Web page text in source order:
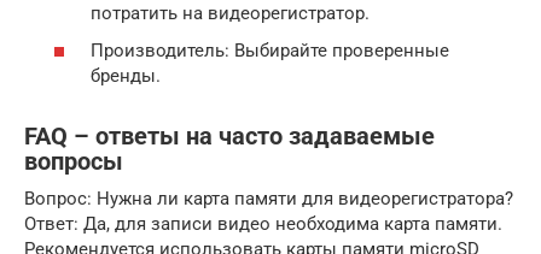
потратить на видеорегистратор.
Производитель: Выбирайте проверенные
бренды.
FAQ – ответы на часто задаваемые
вопросы
Вопрос: Нужна ли карта памяти для видеорегистратора?
Ответ: Да, для записи видео необходима карта памяти.
Рекомендуется использовать карты памяти microSD